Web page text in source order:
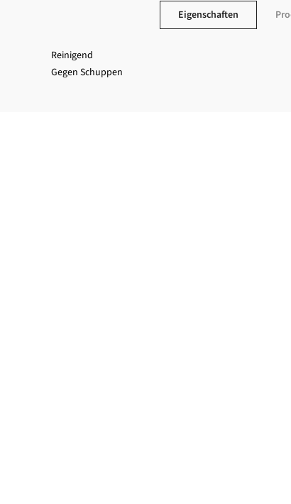
Eigenschaften
Reinigend
Gegen Schuppen